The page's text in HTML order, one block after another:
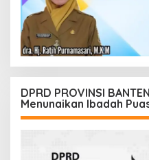
DPRD PROVINSI
Menunaikan Ibadah